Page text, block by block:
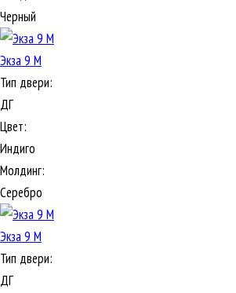
Черный
Экза 9 М
Тип двери:
ДГ
Цвет:
Индиго
Молдинг:
Серебро
Экза 9 М
Тип двери:
ДГ